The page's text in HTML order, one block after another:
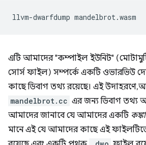
llvm-dwarfdump
এটি আমাদের "কম্পাইল ইউনিট"
সোর্স ফাইল) সম্পর্কে একটি ওভারভিউ
কাছে ডিবাগ তথ্য রয়েছে। এই উদাহরণে,
mandelbrot.cc এর জন্য ডিবাগ তথ্য
আমাদের জানাবে যে আমাদের একটি
মানে এই যে আমাদের কাছে এই